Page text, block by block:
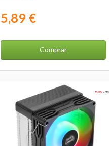
5,89 €
Comprar